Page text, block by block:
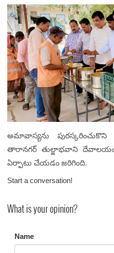
అమావాస్యను
తారానగర్ తుల్జాభవాని దేవాలయం
ఏర్పాటు చేయడం జరిగింది.
Start a conversation!
What is your opinion?
Name